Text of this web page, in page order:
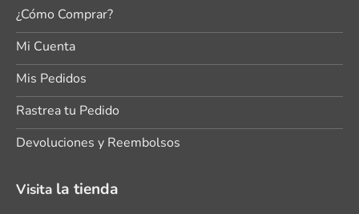
¿Cómo Comprar?
Mi Cuenta
Mis Pedidos
Rastrea tu Pedido
Devoluciones y Reembolsos
Visita la tienda